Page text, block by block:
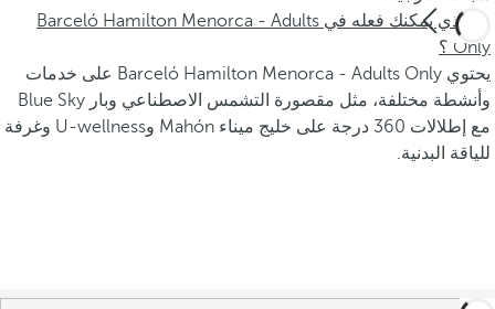
ما الذي يمكنك فعله في Barceló Hamilton Menorca - Adults
Only ؟
يحتوي Barceló Hamilton Menorca - Adults Only على خدمات
وأنشطة مختلفة، مثل مقصورة التشمس الاصطناعي وبار Blue Sky
مع إطلالات 360 درجة على خليج ميناء Mahón وU-wellness وغرفة
للياقة البدنية.